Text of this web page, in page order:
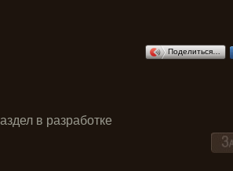
Поделиться…
в разработке